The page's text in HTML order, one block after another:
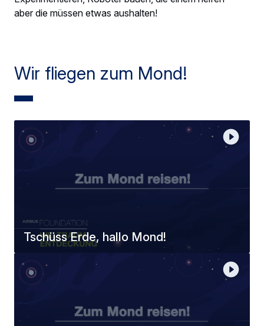
aber die müssen etwas aushalten!
Wir fliegen zum Mond!
Tschüss Erde, hallo Mond!